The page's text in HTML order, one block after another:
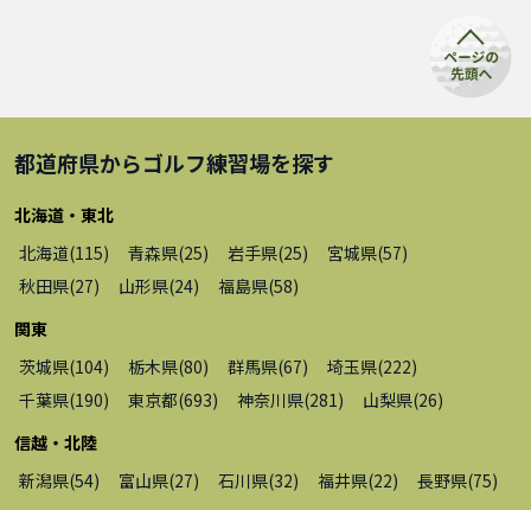
都道府県からゴルフ練習場を探す
北海道・東北
北海道(115) 青森県(25) 岩手県(25) 宮城県(57)
秋田県(27) 山形県(24) 福島県(58)
関東
茨城県(104) 栃木県(80) 群馬県(67) 埼玉県(222)
千葉県(190) 東京都(693) 神奈川県(281) 山梨県(26)
信越・北陸
新潟県(54) 富山県(27) 石川県(32) 福井県(22) 長野県(75)